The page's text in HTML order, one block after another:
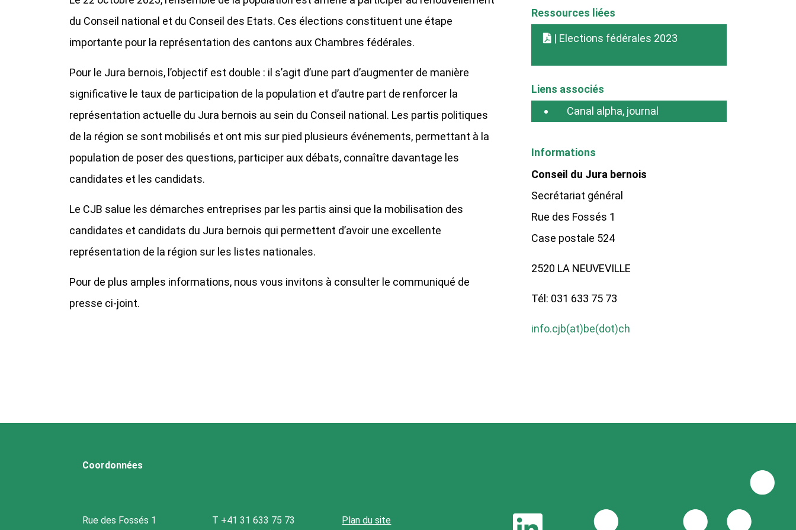
du Conseil national et du Conseil des Etats. Ces élections constituent une étape
importante pour la représentation des cantons aux Chambres fédérales.
Pour le Jura bernois, l’objectif est double : il s’agit d’une part d’augmenter de manière
significative le taux de participation de la population et d’autre part de renforcer la
représentation actuelle du Jura bernois au sein du Conseil national. Les partis politiques
de la région se sont mobilisés et ont mis sur pied plusieurs événements, permettant à la
population de poser des questions, participer aux débats, connaître davantage les
candidates et les candidats.
Le CJB salue les démarches entreprises par les partis ainsi que la mobilisation des
candidates et candidats du Jura bernois qui permettent d’avoir une excellente
représentation de la région sur les listes nationales.
Pour de plus amples informations, nous vous invitons à consulter le communiqué de
presse ci-joint.
Ressources liées
| Elections fédérales 2023
Liens associés
Canal alpha, journal
Informations
Conseil du Jura bernois
Secrétariat général
Rue des Fossés 1
Case postale 524
2520 LA NEUVEVILLE
Tél: 031 633 75 73
info.cjb(at)be(dot)ch
Coordonnées
Rue des Fossés 1
T +41 31 633 75 73
Plan du site